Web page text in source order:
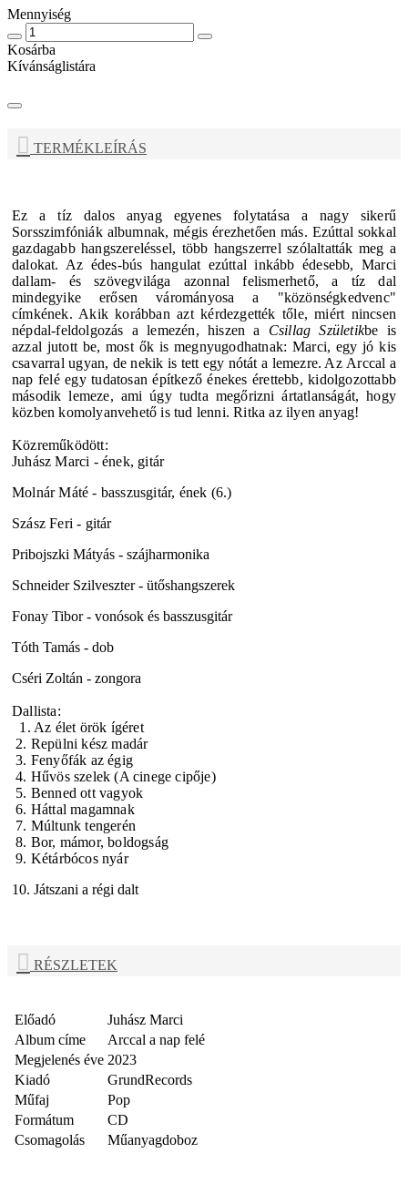
Mennyiség
Kosárba
Kívánságlistára
TERMÉKLEÍRÁS
Ez a tíz dalos anyag egyenes folytatása a nagy sikerű
Sorsszimfóniákalbumnak, mégis érezhetően más. Ezúttal sokkal
gazdagabb hangszereléssel, több hangszerrel szólaltatták meg a
dalokat. Az édes-bús hangulat ezúttal inkább édesebb, Marci
dallam- és szövegvilága azonnal felismerhető, a tíz dal
mindegyike erősen várományosa a "közönségkedvenc"
címkének. Akik korábban azt kérdezgették tőle, miért nincsen
népdal-feldolgozás a lemezén, hiszen a Csillag Születikbe is
azzal jutott be, most ők is megnyugodhatnak: Marci, egy jó kis
csavarral ugyan, de nekik is tett egy nótát a lemezre. Az Arccal a
nap feléegy tudatosan építkező énekes érettebb, kidolgozottabb
második lemeze, ami úgy tudta megőrizni ártatlanságát, hogy
közben komolyanvehető is tud lenni. Ritka az ilyen anyag!
Közreműködött:
Juhász Marci - ének, gitár
Molnár Máté - basszusgitár, ének (6.)
Szász Feri - gitár
Pribojszki Mátyás - szájharmonika
Schneider Szilveszter - ütőshangszerek
Fonay Tibor - vonósok és basszusgitár
Tóth Tamás - dob
Cséri Zoltán - zongora
Dallista:
1. Az élet örök ígéret
2. Repülni kész madár
3. Fenyőfák az égig
4. Hűvös szelek (A cinege cipője)
5. Benned ott vagyok
6. Háttal magamnak
7. Múltunk tengerén
8. Bor, mámor, boldogság
9. Kétárbócos nyár
10. Játszani a régi dalt
RÉSZLETEK
Előadó
Juhász Marci
Album címe
Arccal a nap felé
Megjelenés éve 2023
Kiadó
GrundRecords
Műfaj
Pop
Formátum
CD
Csomagolás
Műanyagdoboz